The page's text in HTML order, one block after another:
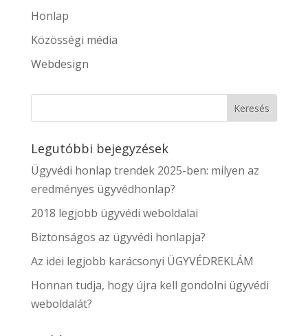
Honlap
Közösségi média
Webdesign
Legutóbbi bejegyzések
Ügyvédi honlap trendek 2025-ben: milyen az
eredményes ügyvédhonlap?
2018 legjobb ügyvédi weboldalai
Biztonságos az ügyvédi honlapja?
Az idei legjobb karácsonyi ÜGYVÉDREKLÁM
Honnan tudja, hogy újra kell gondolni ügyvédi
weboldalát?